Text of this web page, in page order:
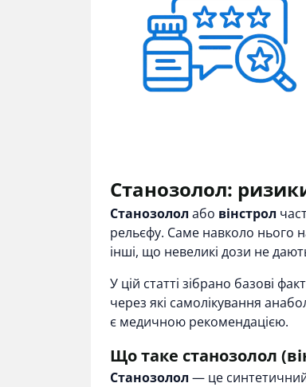
Станозолол:
Станозолол або вінстрол
рельєфу. Саме навколо нього
інші, що невеликі дози не
У цій статті зібрано базові
через які самолікування
є медичною рекомендацією.
Що таке станозолол
Станозолол — це